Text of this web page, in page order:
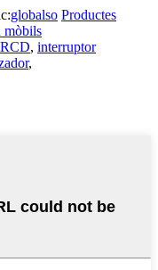
globalso Productes
mòbils
, interruptor
,